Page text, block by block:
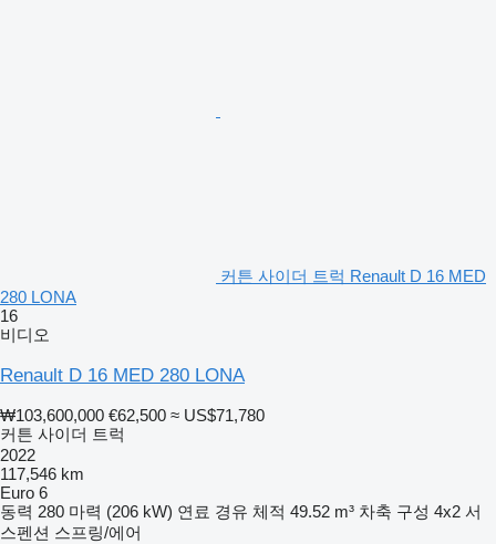
커튼 사이더 트럭 Renault D 16 MED
280 LONA
16
비디오
Renault D 16 MED 280 LONA
₩103,600,000 €62,500 ≈ US$71,780
커튼 사이더 트럭
2022
117,546 km
Euro 6
동력 280 마력 (206 kW) 연료 경유 체적 49.52 m³ 차축 구성 4x2 서
스펜션 스프링/에어